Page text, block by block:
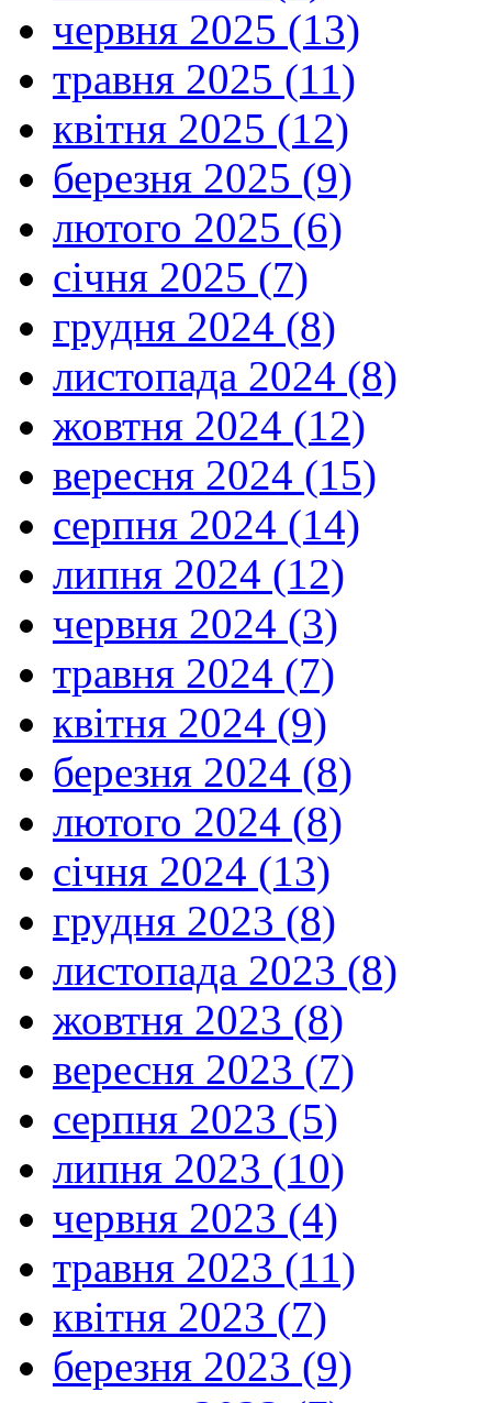
червня 2025 (13)
травня 2025 (11)
квітня 2025 (12)
березня 2025 (9)
лютого 2025 (6)
січня 2025 (7)
грудня 2024 (8)
листопада 2024 (8)
жовтня 2024 (12)
вересня 2024 (15)
серпня 2024 (14)
липня 2024 (12)
червня 2024 (3)
травня 2024 (7)
квітня 2024 (9)
березня 2024 (8)
лютого 2024 (8)
січня 2024 (13)
грудня 2023 (8)
листопада 2023 (8)
жовтня 2023 (8)
вересня 2023 (7)
серпня 2023 (5)
липня 2023 (10)
червня 2023 (4)
травня 2023 (11)
квітня 2023 (7)
березня 2023 (9)